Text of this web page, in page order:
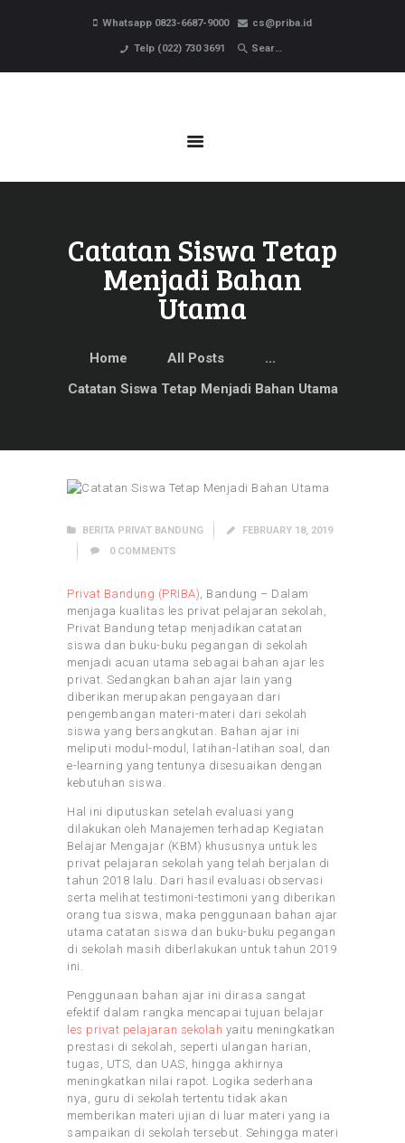
Whatsapp 0823-6687-9000 cs@priba.id
Telp (022) 730 3691
Catatan Siswa Tetap
Menjadi Bahan
Utama
Home All Posts
...
Catatan Siswa Tetap Menjadi Bahan Utama
HOME
PROFIL
PROGRAM BELAJAR
BERITA PRIVAT BANDUNG
FEBRUARY 18, 2019
0 COMMENTS
Privat Bandung (PRIBA) , Bandung – Dalam
menjaga kualitas les privat pelajaran sekolah,
Privat Bandung tetap menjadikan catatan
siswa dan buku-buku pegangan di sekolah
menjadi acuan utama sebagai bahan ajar les
privat. Sedangkan bahan ajar lain yang
diberikan merupakan pengayaan dari
pengembangan materi-materi dari sekolah
siswa yang bersangkutan. Bahan ajar ini
meliputi modul-modul, latihan-latihan soal, dan
e-learning yang tentunya disesuaikan dengan
kebutuhan siswa.
Hal ini diputuskan setelah evaluasi yang
dilakukan oleh Manajemen terhadap Kegiatan
Belajar Mengajar (KBM) khususnya untuk les
privat pelajaran sekolah yang telah berjalan di
tahun 2018 lalu. Dari hasil evaluasi observasi
serta melihat testimoni-testimoni yang diberikan
orang tua siswa, maka penggunaan bahan ajar
utama catatan siswa dan buku-buku pegangan
di sekolah masih diberlakukan untuk tahun 2019
ini.
Penggunaan bahan ajar ini dirasa sangat
efektif dalam rangka mencapai tujuan belajar
les privat pelajaran sekolah yaitu meningkatkan
prestasi di sekolah, seperti ulangan harian,
tugas, UTS, dan UAS, hingga akhirnya
meningkatkan nilai rapot. Logika sederhana
nya, guru di sekolah tertentu tidak akan
memberikan materi ujian di luar materi yang ia
sampaikan di sekolah tersebut. Sehingga materi